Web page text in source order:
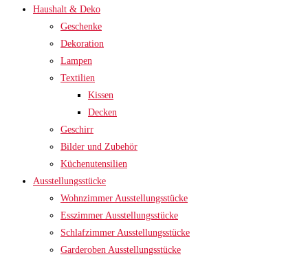
Haushalt & Deko
Geschenke
Dekoration
Lampen
Textilien
Kissen
Decken
Geschirr
Bilder und Zubehör
Küchenutensilien
Ausstellungsstücke
Wohnzimmer Ausstellungsstücke
Esszimmer Ausstellungsstücke
Schlafzimmer Ausstellungsstücke
Garderoben Ausstellungsstücke